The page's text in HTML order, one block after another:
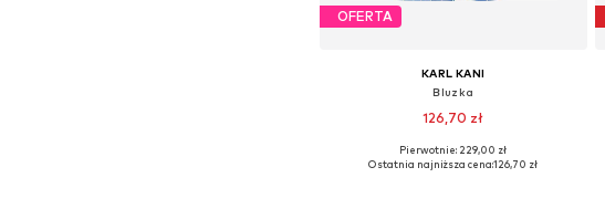
OFERTA
KARL KANI
Bluzka
126,70 zł
Dostępne rozmiary: XS, S, M
Pierwotnie: 229,00 zł
Ostatnia najniższa cena:126,70 zł